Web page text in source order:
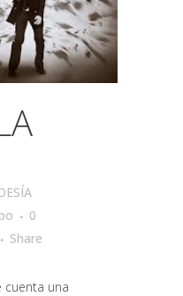
0
Share
cuenta una